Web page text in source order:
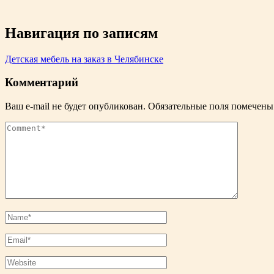
Навигация по записям
Детская мебель на заказ в Челябинске
Комментарий
Ваш e-mail не будет опубликован. Обязательные поля